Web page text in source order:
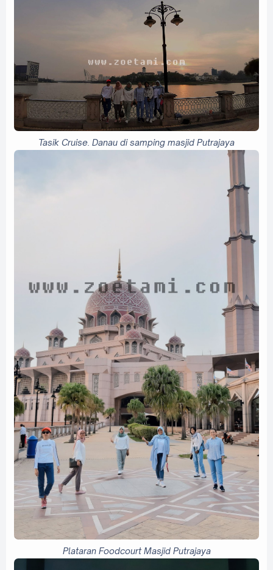
Tasik Cruise. Danau di samping masjid Putrajaya
Plataran Foodcourt Masjid Putrajaya